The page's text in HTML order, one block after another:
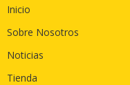
Inicio
Sobre Nosotros
Noticias
Tienda